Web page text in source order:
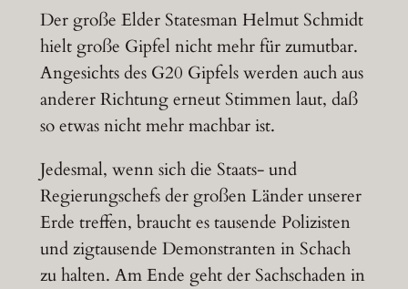
Der große Elder Statesman Helmut Schmidt
hielt große Gipfel nicht mehr für zumutbar.
Angesichts des G20 Gipfels werden auch aus
anderer Richtung erneut Stimmen laut, daß
so etwas nicht mehr machbar ist.
Jedesmal, wenn sich die Staats- und
Regierungschefs der großen Länder unserer
Erde treffen, braucht es tausende Polizisten
und zigtausende Demonstranten in Schach
zu halten. Am Ende geht der Sachschaden in